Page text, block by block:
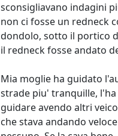
sconsigliavano indagini
non ci fosse un redneck
dondolo, sotto il portico
il redneck fosse andato
Mia moglie ha guidato
strade piu' tranquille,
guidare avendo altri
che stava andando